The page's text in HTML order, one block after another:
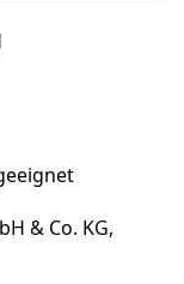
& Co. KG,